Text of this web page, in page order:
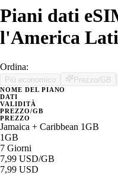
Piani dati
l'America
Ordina:
Più economico Prezzo/GB
NOME DEL PIANO
DATI
VALIDITÀ
PREZZO/GB
PREZZO
Jamaica + Caribbean 1GB
1GB
7 Giorni
7,99 USD/GB
7,99 USD